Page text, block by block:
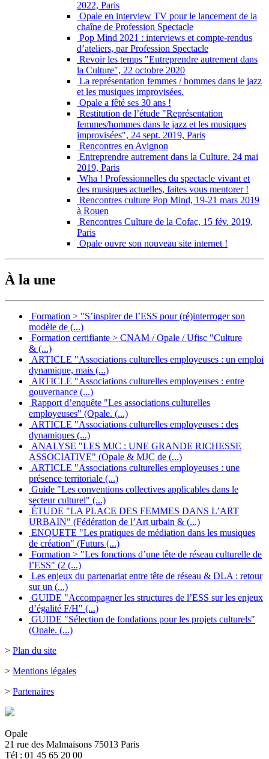
2022, Paris
Opale en interview TV pour le lancement de la
chaîne de Profession Spectacle
Pop Mind 2021 : interviews et compte-rendus
d’ateliers, par Profession Spectacle
Revoir les temps "Entreprendre autrement dans
la Culture", 22 octobre 2020
La représentation femmes / hommes dans le jazz
et les musiques improvisées.
Opale a fêté ses 30 ans !
Restitution de l’étude "Représentation
femmes/hommes dans le jazz et les musiques
improvisées", 24 sept. 2019, Paris
Rencontres en Avignon
Entreprendre autrement dans la Culture. 24 mai
2019, Paris
Wha ! Professionnelles du spectacle vivant et
des musiques actuelles, faites vous mentorer !
Rencontres culture Pop Mind, 19-21 mars 2019
à Rouen
Rencontres Culture de la Cofac, 15 fév. 2019,
Paris
Opale ouvre son nouveau site internet !
À la une
Formation > "S’inspirer de l’ESS pour (ré)interroger son
modèle de (...)
Formation certifiante > CNAM / Opale / Ufisc "Culture
& (...)
ARTICLE "Associations culturelles employeuses : un emploi
dynamique, mais (...)
ARTICLE "Associations culturelles employeuses : entre
gouvernance (...)
Rapport d’enquête "Les associations culturelles
employeuses" (Opale. (...)
ARTICLE "Associations culturelles employeuses : des
dynamiques (...)
ANALYSE "LES MJC : UNE GRANDE RICHESSE
ASSOCIATIVE" (Opale & MJC de (...)
ARTICLE "Associations culturelles employeuses : une
présence territoriale (...)
Guide "Les conventions collectives applicables dans le
secteur culturel" (...)
ÉTUDE "LA PLACE DES FEMMES DANS L’ART
URBAIN" (Fédération de l’Art urbain & (...)
ENQUETE "Les pratiques de médiation dans les musiques
de création" (Futurs (...)
Formation > "Les fonctions d’une tête de réseau culturelle de
l’ESS" (2 (...)
Les enjeux du partenariat entre tête de réseau & DLA : retour
sur un (...)
GUIDE "Accompagner les structures de l’ESS sur les enjeux
d’égalité F/H" (...)
GUIDE "Sélection de fondations pour les projets culturels"
(Opale. (...)
> Plan du site
> Mentions légales
> Partenaires
Opale
21 rue des Malmaisons 75013 Paris
Tél : 01 45 65 20 00